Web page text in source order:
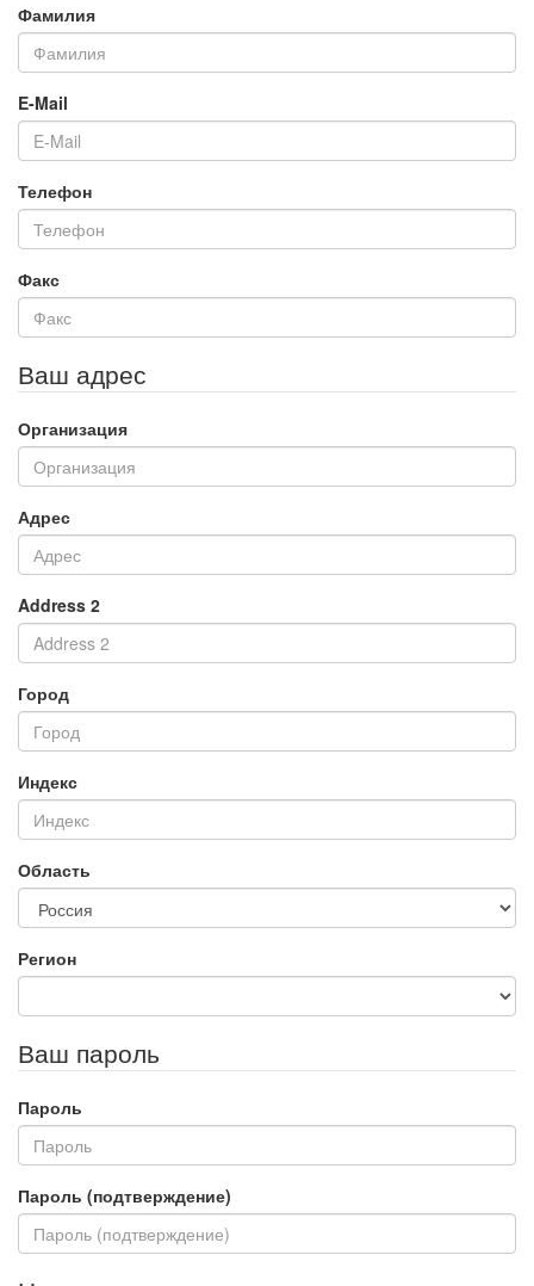
Фамилия
E-Mail
Телефон
Факс
Ваш адрес
Организация
Адрес
Address 2
Город
Индекс
Область
Регион
Ваш пароль
Пароль
Пароль (подтверждение)